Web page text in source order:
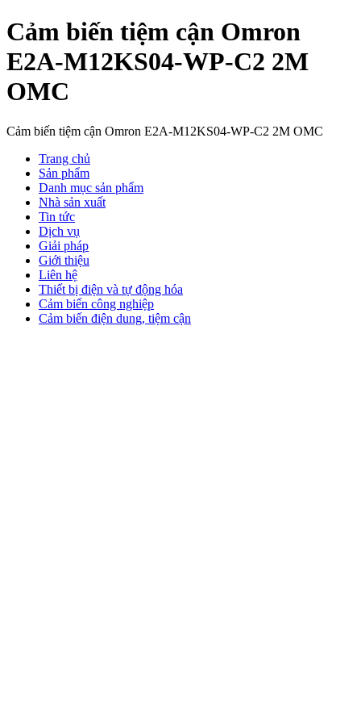
Cảm biến tiệm cận Omron
E2A-M12KS04-WP-C2 2M
OMC
Cảm biến tiệm cận Omron E2A-M12KS04-WP-C2 2M OMC
Trang chủ
Sản phẩm
Danh mục sản phẩm
Nhà sản xuất
Tin tức
Dịch vụ
Giải pháp
Giới thiệu
Liên hệ
Thiết bị điện và tự động hóa
Cảm biến công nghiệp
Cảm biến điện dung, tiệm cận